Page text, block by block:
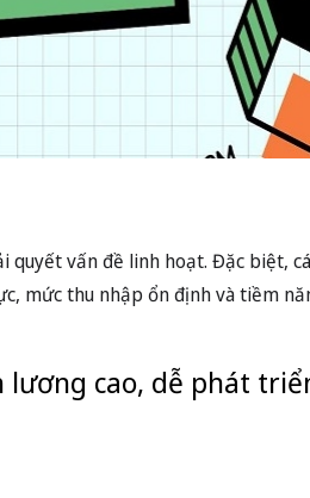
vấn đề linh hoạt. Đặc biệt,
mức thu nhập ổn định và tiềm
lương cao, dễ phát